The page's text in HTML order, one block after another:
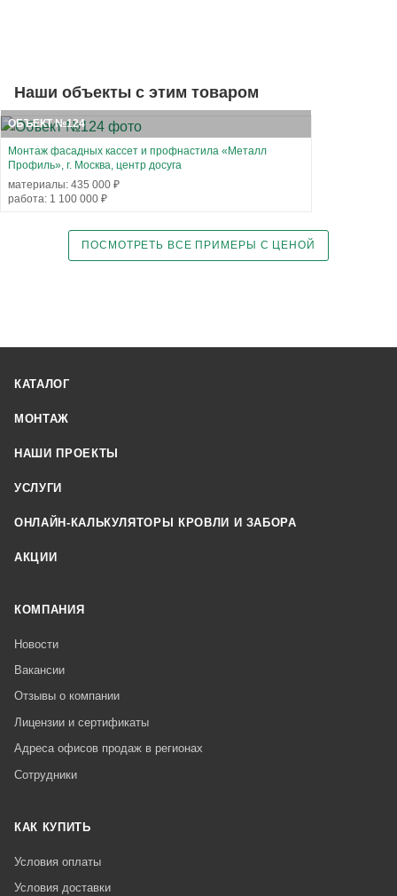
Наши объекты с этим товаром
ОБЪЕКТ №124
Монтаж фасадных кассет и профнастила «Металл
Профиль», г. Москва, центр досуга
материалы: 435 000 ₽
работа: 1 100 000 ₽
ПОСМОТРЕТЬ ВСЕ ПРИМЕРЫ С ЦЕНОЙ
КАТАЛОГ
МОНТАЖ
НАШИ ПРОЕКТЫ
УСЛУГИ
ОНЛАЙН-КАЛЬКУЛЯТОРЫ КРОВЛИ И ЗАБОРА
АКЦИИ
КОМПАНИЯ
Новости
Вакансии
Отзывы о компании
Лицензии и сертификаты
Адреса офисов продаж в регионах
Сотрудники
КАК КУПИТЬ
Условия оплаты
Условия доставки